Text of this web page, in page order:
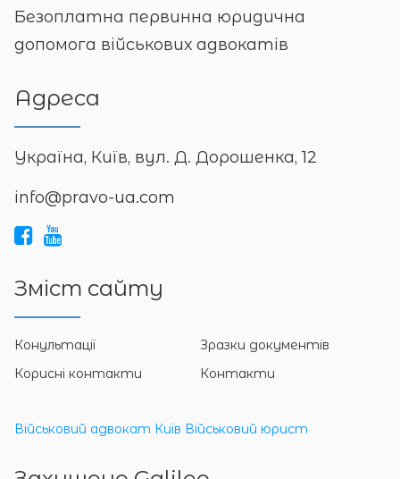
Безоплатна первинна юридична
допомога військових адвокатів
Адреса
Україна, Київ, вул. Д. Дорошенка, 12
info@pravo-ua.com
Зміст сайту
Конультації
Зразки документів
Корисні контакти
Контакти
Військовий адвокат Київ Військовий юрист